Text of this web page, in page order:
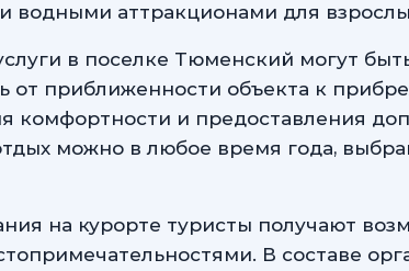
водными аттракционами для
в поселке Тюменский могут
от приближенности объекта к
комфортности и предоставления
можно в любое время года,
на курорте туристы получают
В составе